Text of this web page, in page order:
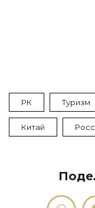
РК Туризм
Китай